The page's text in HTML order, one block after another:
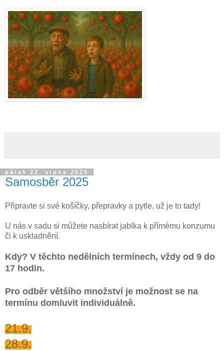
pátek 22. srpna 2025
Samosběr 2025
Připravte si své košíčky, přepravky a pytle, už je to tady!
U nás v sadu si můžete nasbírat jablka k přímému konzumu
či k uskladnění.
Kdy? V těchto nedělních termínech, vždy od 9 do
17 hodin.
Pro odběr většího množství je možnost se na
termínu domluvit individuálně.
21.9.
28.9.